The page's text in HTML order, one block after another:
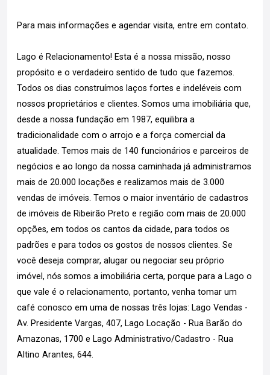
Para mais informações e agendar visita, entre em contato.
Lago é Relacionamento! Esta é a nossa missão, nosso
propósito e o verdadeiro sentido de tudo que fazemos.
Todos os dias construímos laços fortes e indeléveis com
nossos proprietários e clientes. Somos uma imobiliária que,
desde a nossa fundação em 1987, equilibra a
tradicionalidade com o arrojo e a força comercial da
atualidade. Temos mais de 140 funcionários e parceiros de
negócios e ao longo da nossa caminhada já administramos
mais de 20.000 locações e realizamos mais de 3.000
vendas de imóveis. Temos o maior inventário de cadastros
de imóveis de Ribeirão Preto e região com mais de 20.000
opções, em todos os cantos da cidade, para todos os
padrões e para todos os gostos de nossos clientes. Se
você deseja comprar, alugar ou negociar seu próprio
imóvel, nós somos a imobiliária certa, porque para a Lago o
que vale é o relacionamento, portanto, venha tomar um
café conosco em uma de nossas três lojas: Lago Vendas -
Av. Presidente Vargas, 407, Lago Locação - Rua Barão do
Amazonas, 1700 e Lago Administrativo/Cadastro - Rua
Altino Arantes, 644.